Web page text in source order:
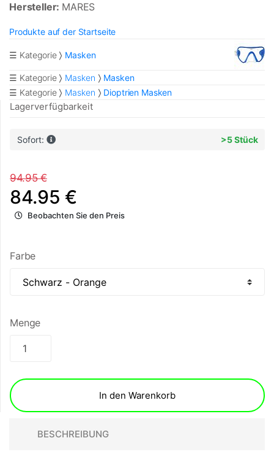
Hersteller: MARES
Produkte auf der Startseite
☰ Kategorie Masken
☰ Kategorie Masken
Masken
☰ Kategorie
Masken Dioptrien Masken
Lagerverfügbarkeit
Sofort: >5 Stück
94.95 €
84.95 €
Beobachten Sie den Preis
Farbe
Menge
In den Warenkorb
BESCHREIBUNG